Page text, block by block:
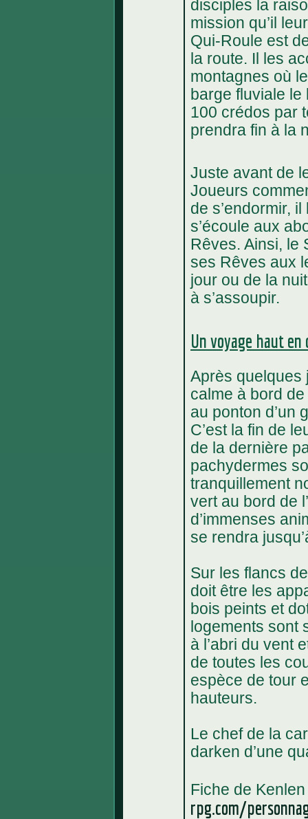
disciples la
mission qu’il
Qui-Roule est
la route. Il les
montagnes où
barge fluviale
100 crédos par
prendra fin à la
Juste avant de
Joueurs
de s’endormir,
s’écoule aux
Rêves. Ainsi, le
ses Rêves aux
jour ou de la
à s’assoupir.
Un voyage haut en
Après quelques
calme à bord
au ponton d’un
C’est la fin de
de la dernière
pachydermes
tranquillement
vert au bord de
d’immenses
se rendra
Sur les flancs
doit être les
bois peints et
logements sont
à l’abri du vent
de toutes les
espèce de tour
hauteurs.
Le chef de la
darken d’une
Fiche de
rpg.com/